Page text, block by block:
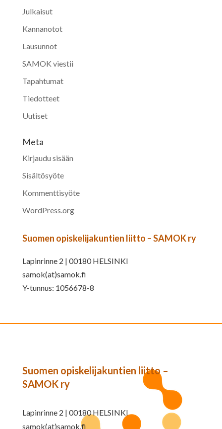
Julkaisut
Kannanotot
Lausunnot
SAMOK viestii
Tapahtumat
Tiedotteet
Uutiset
Meta
Kirjaudu sisään
Sisältösyöte
Kommenttisyöte
WordPress.org
Suomen opiskelijakuntien liitto – SAMOK ry
Lapinrinne 2 | 00180 HELSINKI
samok(at)samok.fi
Y-tunnus: 1056678-8
Suomen opiskelijakuntien liitto –
SAMOK ry
Lapinrinne 2 | 00180 HELSINKI
samok(at)samok.fi